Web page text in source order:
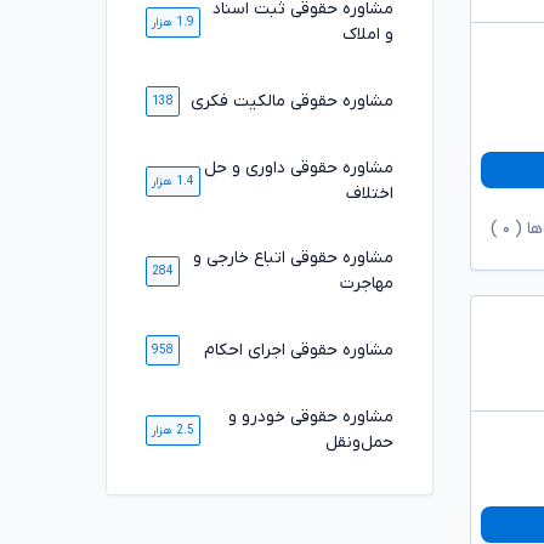
( ۰
مشاوره حقوقی ثبت اسناد
و املاک
1.9 هزار
مشاوره حقوقی مالکیت فکری 138
مشاوره حقوقی داوری و حل
اختلاف
1.4 هزار
مشاوره حقوقی اتباع خارجی و
مهاجرت
284
مشاوره حقوقی اجرای احکام 958
مشاوره حقوقی خودرو و
حمل‌ونقل
2.5 هزار